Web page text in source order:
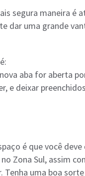
segura maneira é
dar uma grande
aba for aberta
e deixar
é que você deve
Zona Sul, assim
Tenha uma boa